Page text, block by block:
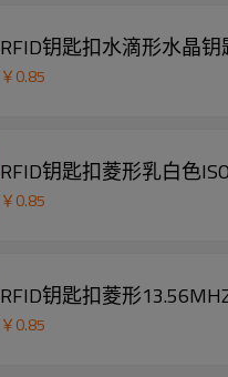
RFID钥匙扣水滴形水晶
￥0.85
RFID钥匙扣菱形乳白色
￥0.85
RFID钥匙扣菱形
￥0.85